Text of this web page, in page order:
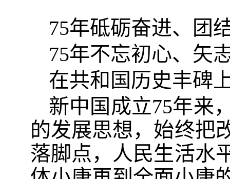
75年砥砺奋进、团
75年不忘初心、矢
在共和国历史丰碑
新中国成立75年来
的发展思想，始终把
落脚点，人民生活水